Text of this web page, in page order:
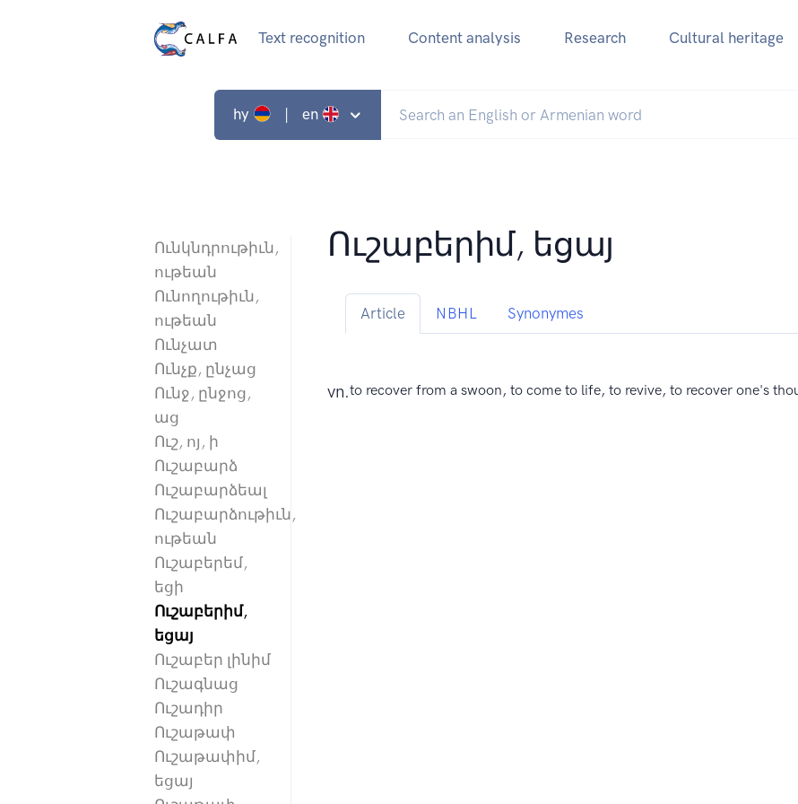
Text recognition Content analysis Research Cultural heritage
hy | en
Ունկնդրութիւն,
ութեան
Ունողութիւն,
ութեան
Ունչատ
Ունչք, ընչաց
Ունջ, ընջոց,
աց
Ուշ, ոյ, ի
Ուշաբարձ
Ուշաբարձեալ
Ուշաբարձութիւն,
ութեան
Ուշաբերեմ,
եցի
Ուշաբերիմ,
եցայ
Ուշաբեր լինիմ
Ուշագնաց
Ուշադիր
Ուշաթափ
Ուշաթափիմ,
եցայ
Ուշաբերիմ, եցայ
Article NBHL Synonymes
vn.to recover from a swoon, to come to life, to revive, to recover one's